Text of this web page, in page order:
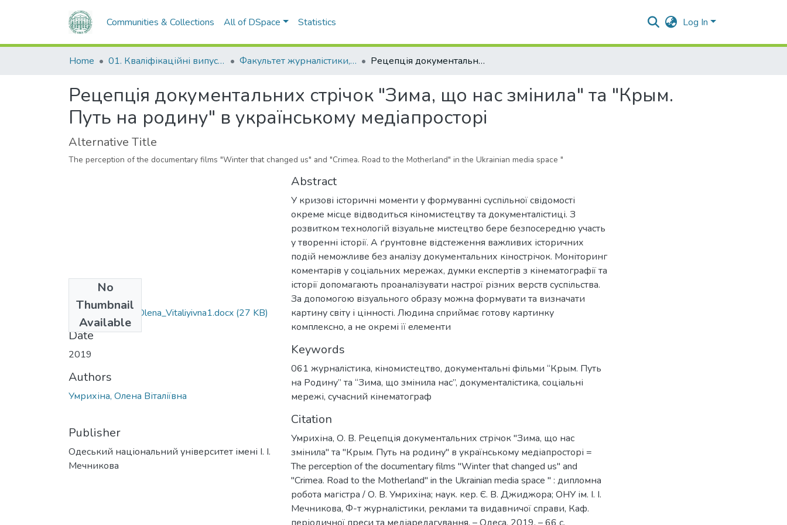
Communities & Collections All of DSpace Statistics Log In
Home 01. Кваліфікаційні випускні роботи здобувачів вищої освіти Факультет журналістики, реклами та видавничої справи Рецепція документальних стрічок "Зима, що нас змінила" та "Крым. Путь на родину" в українському медіапросторі
Рецепція документальних стрічок "Зима, що нас змінила" та "Крым.
Путь на родину" в українському медіапросторі
Alternative Title
The perception of the documentary films "Winter that changed us" and "Crimea. Road to the Motherland" in the Ukrainian media space "
No
Thumbnail
Available
061_Umrykhina_Olena_Vitaliyivna1.docx (27 KB)
Date
2019
Authors
Умрихіна, Олена Віталіївна
Publisher
Одеський національний університет імені І. І.
Мечникова
Abstract
У кризові історичні моменти у формуванні суспільної свідомості
окреме місце відводиться кіномистецтву та документалістиці. З
розвитком технологій візуальне мистецтво бере безпосередню участь
у творенні історії. А ґрунтовне відстеження важливих історичних
подій неможливе без аналізу документальних кінострічок. Моніторинг
коментарів у соціальних мережах, думки експертів з кінематографії та
історії допомагають проаналізувати настрої різних верств суспільства.
За допомогою візуального образу можна формувати та визначати
картину світу і цінності. Людина сприймає готову картинку
комплексно, а не окремі її елементи
Keywords
061 журналістика, кіномистецтво, документальні фільми “Крым. Путь
на Родину” та “Зима, що змінила нас”, документалістика, соціальні
мережі, сучасний кінематограф
Citation
Умрихіна, О. В. Рецепція документальних стрічок "Зима, що нас
змінила" та "Крым. Путь на родину" в українському медіапросторі =
The perception of the documentary films "Winter that changed us" and
"Crimea. Road to the Motherland" in the Ukrainian media space " : дипломна
робота магістра / О. В. Умрихіна; наук. кер. Є. В. Джиджора; ОНУ ім. І. І.
Мечникова, Ф-т журналістики, реклами та видавничої справи, Каф.